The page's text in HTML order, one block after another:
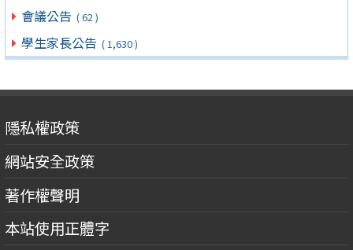
會議公告 ( 62 )
學生家長公告 ( 1,630 )
隱私權政策
網站安全政策
著作權聲明
本站使用正體字